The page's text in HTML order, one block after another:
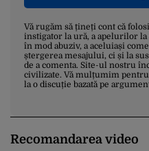
Vă rugăm să țineți cont că
instigator la ură, a apelurilor
în mod abuziv, a aceluiași
ștergerea mesajului, ci și la
de a comenta. Site-ul nostru
civilizate. Vă mulțumim
la o discuție bazată pe
Recomandarea video